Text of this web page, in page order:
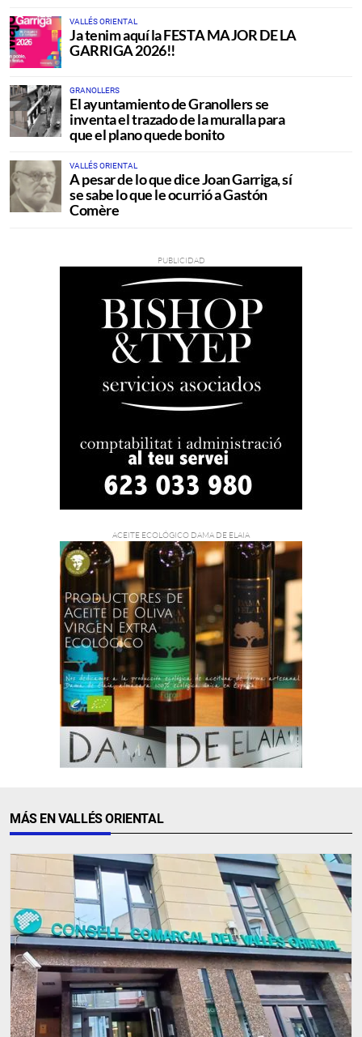
VALLÉS ORIENTAL
Ja tenim aquí la FESTA MAJOR DE LA
GARRIGA 2026!!
GRANOLLERS
El ayuntamiento de Granollers se
inventa el trazado de la muralla para
que el plano quede bonito
VALLÉS ORIENTAL
A pesar de lo que dice Joan Garriga, sí
se sabe lo que le ocurrió a Gastón
Comère
MÁS EN VALLÉS ORIENTAL